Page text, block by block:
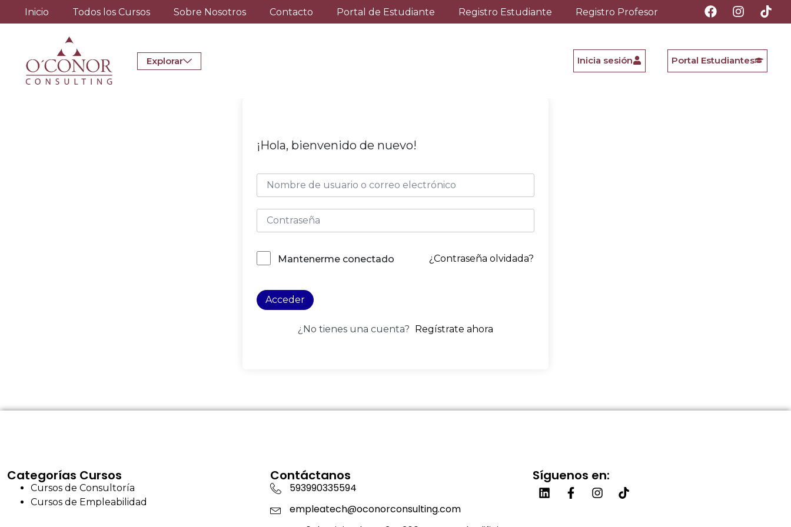
Inicio Todos los Cursos Sobre Nosotros Contacto Portal de Estudiante Registro Estudiante Registro Profesor
Explorar Inicia sesión Portal Estudiantes
¡Hola, bienvenido de nuevo!
Mantenerme conectado ¿Contraseña olvidada?
Acceder
¿No tienes una cuenta? Regístrate ahora
Categorías Cursos
Cursos de Consultoría
Cursos de Empleabilidad
Contáctanos
593990335594
empleatech@oconorconsulting.com
Síguenos en: